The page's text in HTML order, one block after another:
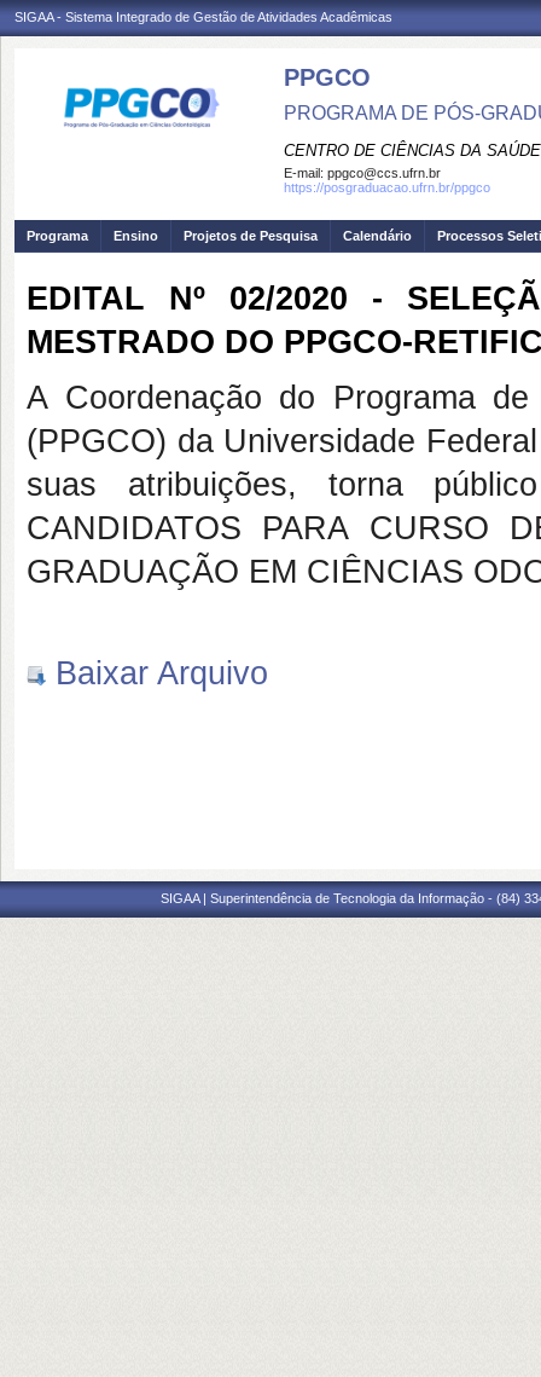
SIGAA - Sistema Integrado de Gestão de Atividades Acadêmicas
PPGCO
PROGRAMA DE PÓS-
CENTRO DE CIÊNCIAS DA SAÚDE
E-mail: ppgco@ccs.ufrn.br
https://posgraduacao.ufrn.br/ppgco
Programa Ensino Projetos de Pesquisa Calendário Processos
EDITAL Nº 02/2020 -
MESTRADO DO PPGCO-
A Coordenação do Programa
(PPGCO) da Universidade
suas atribuições, torna
CANDIDATOS PARA CURSO
GRADUAÇÃO EM CIÊNCIAS
Baixar Arquivo
SIGAA | Superintendência de Tecnologia da Informação - (84)